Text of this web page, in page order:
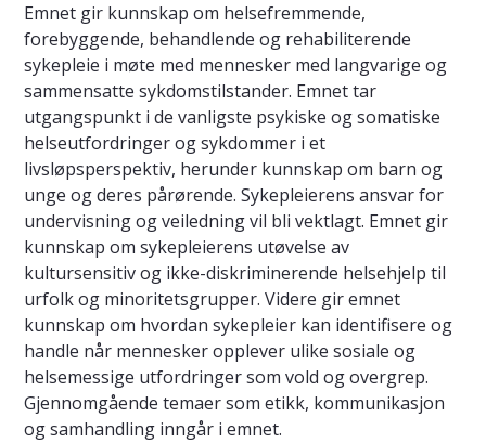
Emnet gir kunnskap om helsefremmende,
forebyggende, behandlende og rehabiliterende
sykepleie i møte med mennesker med langvarige og
sammensatte sykdomstilstander. Emnet tar
utgangspunkt i de vanligste psykiske og somatiske
helseutfordringer og sykdommer i et
livsløpsperspektiv, herunder kunnskap om barn og
unge og deres pårørende. Sykepleierens ansvar for
undervisning og veiledning vil bli vektlagt. Emnet gir
kunnskap om sykepleierens utøvelse av
kultursensitiv og ikke-diskriminerende helsehjelp til
urfolk og minoritetsgrupper. Videre gir emnet
kunnskap om hvordan sykepleier kan identifisere og
handle når mennesker opplever ulike sosiale og
helsemessige utfordringer som vold og overgrep.
Gjennomgående temaer som etikk, kommunikasjon
og samhandling inngår i emnet.